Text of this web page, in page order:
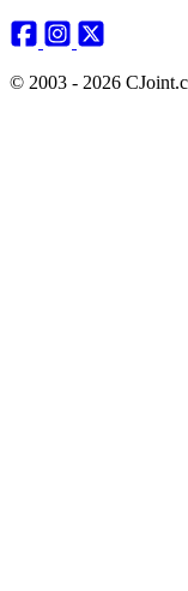
© 2003 - 2026